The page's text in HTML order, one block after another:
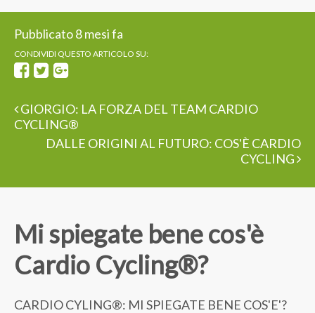
Pubblicato 8 mesi fa
CONDIVIDI QUESTO ARTICOLO SU:
GIORGIO: LA FORZA DEL TEAM CARDIO
CYCLING®
DALLE ORIGINI AL FUTURO: COS'È CARDIO
CYCLING
Mi spiegate bene cos'è
Cardio Cycling®?
CARDIO CYLING®: MI SPIEGATE BENE COS'E'?